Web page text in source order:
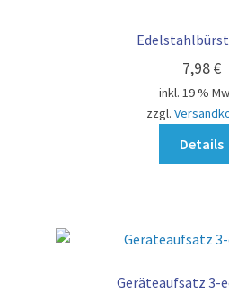
7,98€
inkl. 19 %
zzgl.
Details
Geräteaufsatz 3-